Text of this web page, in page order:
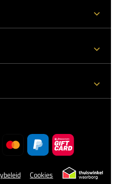
Cookies